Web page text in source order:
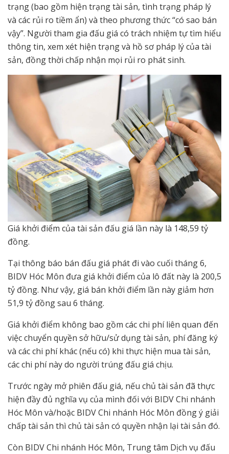
trạng (bao gồm hiện trạng tài sản, tình trạng pháp lý
và các rủi ro tiềm ẩn) và theo phương thức “có sao bán
vậy”. Người tham gia đấu giá có trách nhiệm tự tìm hiểu
thông tin, xem xét hiện trạng và hồ sơ pháp lý của tài
sản, đồng thời chấp nhận mọi rủi ro phát sinh.
Giá khởi điểm của tài sản đấu giá lần này là 148,59 tỷ
đồng.
Tại thông báo bán đấu giá phát đi vào cuối tháng 6,
BIDV Hóc Môn đưa giá khởi điểm của lô đất này là 200,5
tỷ đồng. Như vậy, giá bán khởi điểm lần này giảm hơn
51,9 tỷ đồng sau 6 tháng.
Giá khởi điểm không bao gồm các chi phí liên quan đến
việc chuyển quyền sở hữu/sử dụng tài sản, phí đăng ký
và các chi phí khác (nếu có) khi thực hiện mua tài sản,
các chi phí này do người trúng đấu giá chịu.
Trước ngày mở phiên đấu giá, nếu chủ tài sản đã thực
hiện đầy đủ nghĩa vụ của mình đối với BIDV Chi nhánh
Hóc Môn và/hoặc BIDV Chi nhánh Hóc Môn đồng ý giải
chấp tài sản thì chủ tài sản có quyền nhận lại tài sản đó.
Còn BIDV Chi nhánh Hóc Môn, Trung tâm Dịch vụ đấu